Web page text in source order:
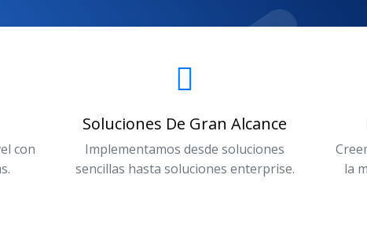
con
Soluciones De Gran Alcance
Implementamos desde soluciones
sencillas hasta soluciones enterprise.
la